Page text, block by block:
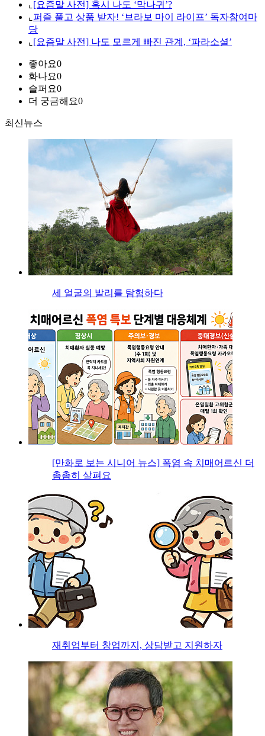
⌞ [요즘말 사전] 혹시 나도 ‘막나귀’?
⌞ 퍼즐 풀고 상품 받자! ‘브라보 마이 라이프’ 독자참여마
당
⌞ [요즘말 사전] 나도 모르게 빠진 관계, ‘파라소셜’
좋아요0
화나요0
슬퍼요0
더 궁금해요0
최신뉴스
세 얼굴의 발리를 탐험하다
[만화로 보는 시니어 뉴스] 폭염 속 치매어르신 더
촘촘히 살펴요
재취업부터 창업까지, 상담받고 지원하자